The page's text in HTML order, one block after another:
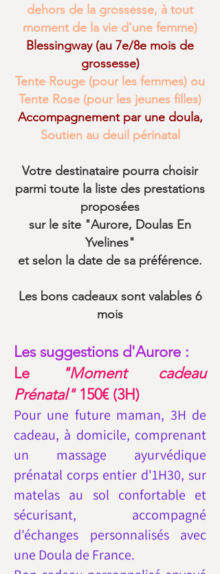
dehors de la grossesse, à tout
moment de la vie d'une femme)
Blessingway (au 7e/8e mois de
grossesse)
Tente Rouge (pour les femmes) ou
Tente Rose (pour les jeunes filles)
Accompagnement par une doula,
Soutien au deuil périnatal
Votre destinataire pourra choisir
parmi toute la liste des prestations
proposées
sur le site "Aurore, Doulas En
Yvelines"
et selon la date de sa préférence.
Les bons cadeaux sont valables 6
mois
Les suggestions d'Aurore :
Le
"Moment cadeau
Prénatal"150€ (3H)
Pour une future maman, 3H de
cadeau, à domicile, comprenant
un massage ayurvédique
prénatal corps entier d'1H30, sur
matelas au sol confortable et
sécurisant, accompagné
d'échanges personnalisés avec
une Doula de France.